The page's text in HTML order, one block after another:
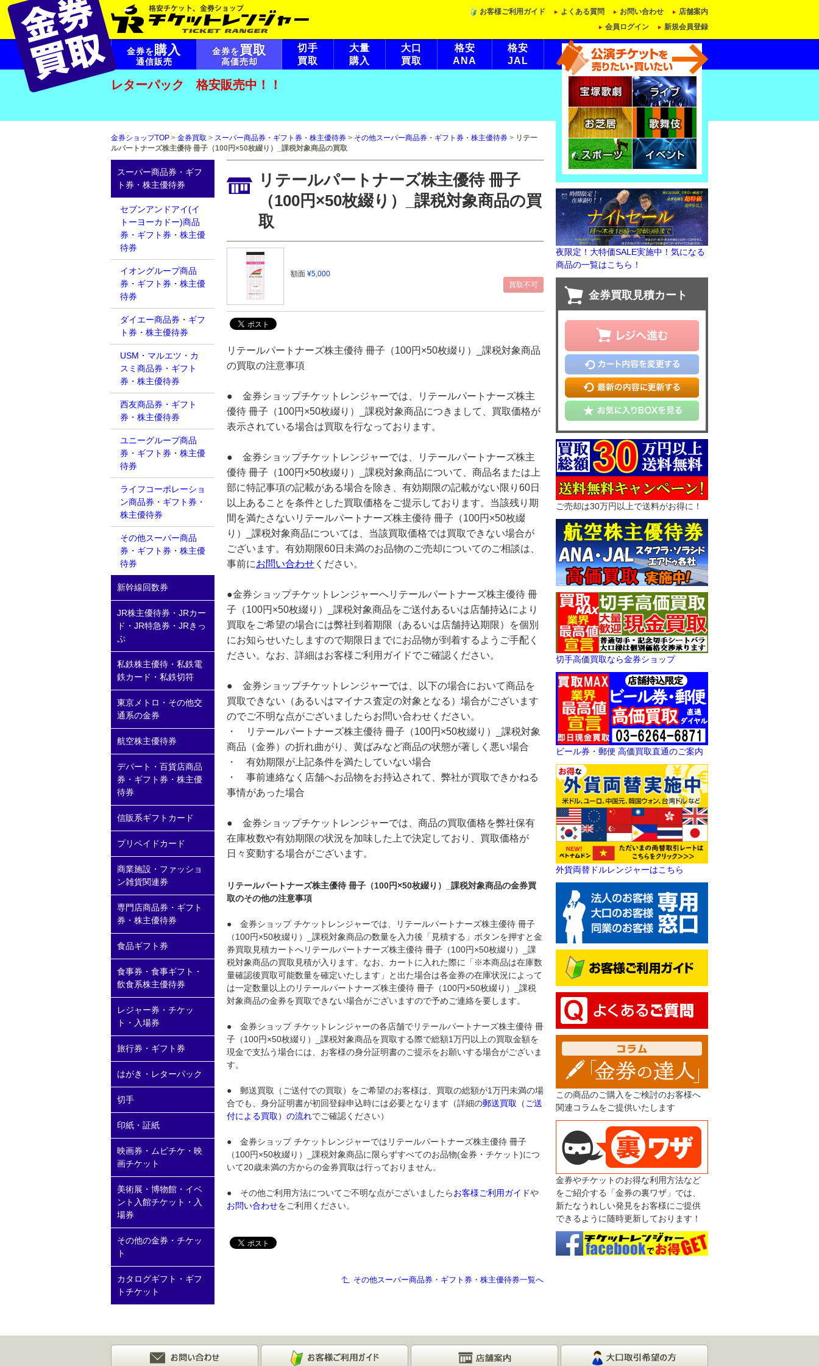
お客様ご利用ガイド よくある質問 お問い合わせ
店舗案内
会員ログイン
新規会員登録
金券を購入
通信販売
金券を買取
高価売却
切手
買取
大量
購入
大口
買取
格安
ANA
格安
JAL
レターパック 格安販売中！！
金券ショップTOP > 金券買取 > スーパー商品券・ギフト券・株主優待券 > その他スーパー商品券・ギフト券・株主優待券 > リテー
ルパートナーズ株主優待 冊子（100円×50枚綴り）_課税対象商品の買取
リテールパートナーズ株主優待 冊子
（100円×50枚綴り）_課税対象商品の買
取
額面 ¥5,000
リテールパートナーズ株主優待 冊子（100円×50枚綴り）_課税対象商品
の買取の注意事項
● 金券ショップチケットレンジャーでは、リテールパートナーズ株主
優待 冊子（100円×50枚綴り）_課税対象商品につきまして、買取価格が
表示されている場合は買取を行なっております。
● 金券ショップチケットレンジャーでは、リテールパートナーズ株主
優待 冊子（100円×50枚綴り）_課税対象商品について、商品名または上
部に特記事項の記載がある場合を除き、有効期限の記載がない限り60日
以上あることを条件とした買取価格をご提示しております。当該残り期
間を満たさないリテールパートナーズ株主優待 冊子（100円×50枚綴
り）_課税対象商品については、当該買取価格では買取できない場合が
ございます。有効期限60日未満のお品物のご売却についてのご相談は、
事前にお問い合わせ ください。
●金券ショップチケットレンジャーへリテールパートナーズ株主優待 冊
子（100円×50枚綴り）_課税対象商品をご送付あるいは店舗持込により
買取をご希望の場合には弊社到着期限（あるいは店舗持込期限）を個別
にお知らせいたしますので期限日までにお品物が到着するようご手配く
ださい。なお、詳細はお客様ご利用ガイドでご確認ください。
● 金券ショップチケットレンジャーでは、以下の場合において商品を
買取できない（あるいはマイナス査定の対象となる）場合がございます
のでご不明な点がございましたらお問い合わせください。
・ リテールパートナーズ株主優待 冊子（100円×50枚綴り）_課税対象
商品（金券）の折れ曲がり、黄ばみなど商品の状態が著しく悪い場合
・ 有効期限が上記条件を満たしていない場合
・ 事前連絡なく店舗へお品物をお持込されて、弊社が買取できかねる
事情があった場合
● 金券ショップチケットレンジャーでは、商品の買取価格を弊社保有
在庫枚数や有効期限の状況を加味した上で決定しており、買取価格が
日々変動する場合がございます。
リテールパートナーズ株主優待 冊子（100円×50枚綴り）_課税対象商品の金券買
取のその他の注意事項
● 金券ショップ チケットレンジャーでは、リテールパートナーズ株主優待 冊子
（100円×50枚綴り）_課税対象商品の数量を入力後「見積する」ボタンを押すと金
券買取見積カートへリテールパートナーズ株主優待 冊子（100円×50枚綴り）_課
税対象商品の買取見積が入ります。なお、カートに入れた際に「※本商品は在庫数
量確認後買取可能数量を確定いたします」と出た場合は各金券の在庫状況によって
は一定数量以上のリテールパートナーズ株主優待 冊子（100円×50枚綴り）_課税
対象商品の金券を買取できない場合がございますので予めご連絡を要します。
● 金券ショップ チケットレンジャーの各店舗でリテールパートナーズ株主優待 冊
子（100円×50枚綴り）_課税対象商品を買取する際で総額1万円以上の買取金額を
現金で支払う場合には、お客様の身分証明書のご提示をお願いする場合がございま
す。
● 郵送買取（ご送付での買取）をご希望のお客様は、買取の総額が1万円未満の場
合でも、身分証明書が初回登録申込時には必要となります（詳細の郵送買取（ご送
付による買取）の流れでご確認ください）
● 金券ショップ チケットレンジャーではリテールパートナーズ株主優待 冊子
（100円×50枚綴り）_課税対象商品に限らずすべてのお品物(金券・チケット)につ
いて20歳未満の方からの金券買取は行っておりません。
● その他ご利用方法についてご不明な点がございましたらお客様ご利用ガイドや
お問い合わせをご利用ください。
その他スーパー商品券・ギフト券・株主優待券一覧へ
スーパー商品券・ギフ
ト券・株主優待券
セブンアンドアイ(イ
トーヨーカドー)商品
券・ギフト券・株主優
待券
イオングループ商品
券・ギフト券・株主優
待券
ダイエー商品券・ギフ
ト券・株主優待券
USM・マルエツ・カ
スミ商品券・ギフト
券・株主優待券
西友商品券・ギフト
券・株主優待券
ユニーグループ商品
券・ギフト券・株主優
待券
ライフコーポレーショ
ン商品券・ギフト券・
株主優待券
その他スーパー商品
券・ギフト券・株主優
待券
新幹線回数券
JR株主優待券・JRカー
ド・JR特急券・JRきっ
ぷ
私鉄株主優待・私鉄電
鉄カード・私鉄切符
東京メトロ・その他交
通系の金券
航空株主優待券
デパート・百貨店商品
券・ギフト券・株主優
待券
信販系ギフトカード
プリペイドカード
商業施設・ファッショ
ン雑貨関連券
専門店商品券・ギフト
券・株主優待券
食品ギフト券
食事券・食事ギフト・
飲食系株主優待券
レジャー券・チケッ
ト・入場券
旅行券・ギフト券
はがき・レターパック
切手
印紙・証紙
映画券・ムビチケ・映
画チケット
美術展・博物館・イベ
ント入館チケット・入
場券
その他の金券・チケッ
ト
カタログギフト・ギフ
トチケット
夜限定！大特価SALE実施中！気になる
商品の一覧はこちら！
金券買取見積カート
ご売却は30万円以上で送料がお得に！
切手高価買取なら金券ショップ
ビール券・郵便 高価買取直通のご案内
外貨両替ドルレンジャーはこちら
この商品のご購入をご検討のお客様へ
関連コラムをご提供いたします
金券やチケットのお得な利用方法など
をご紹介する「金券の裏ワザ」では、
新たなうれしい発見をお客様にご提供
できるように随時更新しております！